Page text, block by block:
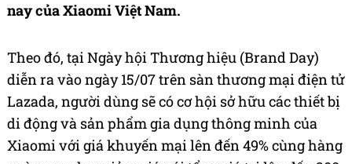
nay của Xiaomi Việt Nam.
Theo đó, tại Ngày hội Thương hiệu (Brand Day)
diễn ra vào ngày 15/07 trên sàn thương mại điện tử
Lazada, người dùng sẽ có cơ hội sở hữu các thiết bị
di động và sản phẩm gia dụng thông minh của
Xiaomi với giá khuyến mại lên đến 49% cùng hàng